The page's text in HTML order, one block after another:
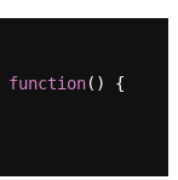
function( ) {